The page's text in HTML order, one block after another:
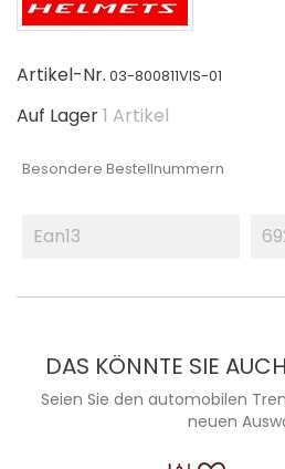
Artikel-Nr. 03-800811VIS-01
Auf Lager1 Artikel
Besondere Bestellnummern
Ean13
DAS KÖNNTE SIE
Seien Sie den automobilen
neuen